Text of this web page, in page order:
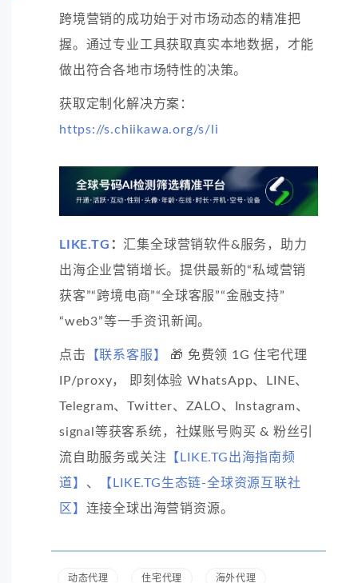
跨境营销的成功始于对市场动态的精准把
握。通过专业工具获取真实本地数据，才能
做出符合各地市场特性的决策。
获取定制化解决方案：
https://s.chiikawa.org/s/li
LIKE.TG ： 汇集全球营销软件&服务，助力
出海企业营销增长。提供最新的“私域营销
获客”“跨境电商”“全球客服”“金融支持”
“web3”等一手资讯新闻。
点击 【联系客服】
🎁 免费领 1G 住宅代理
IP/proxy， 即刻体验 WhatsApp、LINE、
Telegram、Twitter、ZALO、Instagram、
signal等获客系统，社媒账号购买 & 粉丝引
流自助服务或关注 【LIKE.TG出海指南频
道】 、
【LIKE.TG生态链-全球资源互联社
区】 连接全球出海营销资源。
动态代理 住宅代理 海外代理